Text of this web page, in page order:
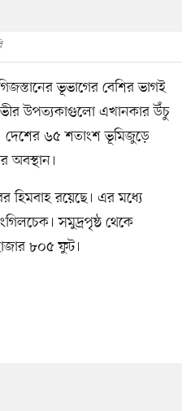
ভূভাগের বেশির ভাগই
উপত্যকাগুলো এখানকার উঁচু
৬৫ শতাংশ ভূমিজুড়ে
অবস্থান।
হিমবাহ রয়েছে। এর মধ্যে
সমুদ্রপৃষ্ঠ থেকে
৮০৫ ফুট।